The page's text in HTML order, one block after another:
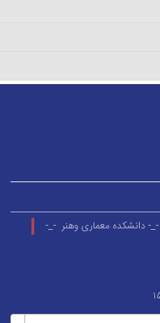
-_- دانشکده معماری وهنر -_-